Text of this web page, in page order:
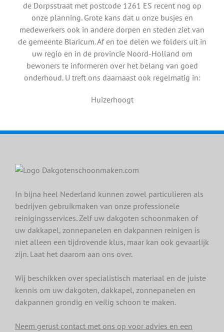
de Dorpsstraat met postcode 1261 ES recent nog op
onze planning. Grote kans dat u onze busjes en
medewerkers ook in andere dorpen en steden ziet van
de gemeente Blaricum. Af en toe delen we folders uit in
uw regio en in de provincie Noord-Holland om
bewoners te informeren over het belang van goed
onderhoud. U treft ons daarnaast ook regelmatig in:
Huizerhoogt
In bijna heel Nederland kunnen zowel particulieren als
bedrijven gebruikmaken van onze professionele
reinigingsservices. Zelf uw dakgoten schoonmaken of
uw dakkapel, zonnepanelen en dakpannen reinigen is
niet alleen een tijdrovende klus, maar kan ook gevaarlijk
zijn. Laat het daarom aan ons over.
Wij beschikken over specialistisch materiaal en de juiste
kennis om uw dakgoten, dakkapel, zonnepanelen en
dakpannen grondig en veilig schoon te maken.
Neem gerust contact met ons op voor advies en een